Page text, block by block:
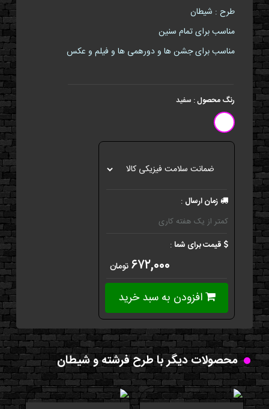
طرح : شیطان
مناسب برای تمام سنین
مناسب برای جشن ها و دورهمی ها و فیلم و عکس
رنگ محصول: سفید
زمان ارسال :
کمتر از یک هفته کاری
قیمت برای شما:
۶۷۲,۰۰۰ تومان
افزودن به سبد خرید
محصولات دیگر با طرح فرشته و شیطان